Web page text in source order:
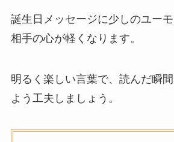
誕生日メッセージに少しのユーモ
相手の心が軽くなります。
明るく楽しい言葉で、読んだ瞬
よう工夫しましょう。